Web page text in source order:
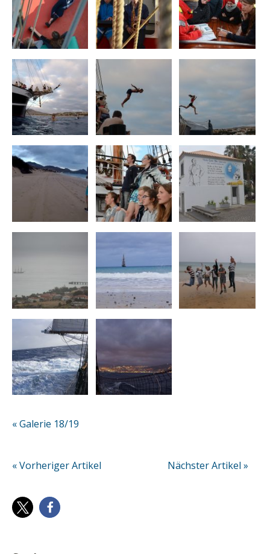
« Galerie 18/19
Nächster Artikel »
« Vorheriger Artikel